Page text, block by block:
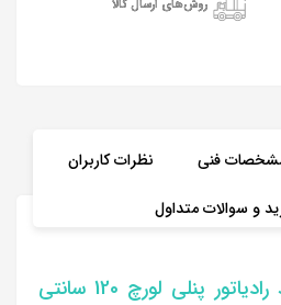
روش‌های ارسال کالا
فنی نظرات کاربران
و سوالات متداول
ویژگی های مهم خرید رادیاتور پنلی لورچ 120 سانتی